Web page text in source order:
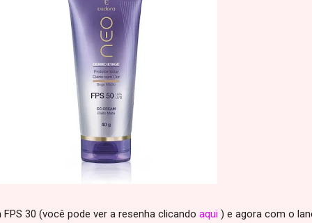
30 (você pode ver a resenha clicando aqui ) e agora com o